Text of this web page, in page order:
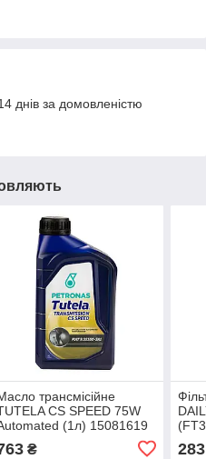
днів за домовленістю
трансмісійне
CS SPEED 75W
(1л) 15081619
₴ 283